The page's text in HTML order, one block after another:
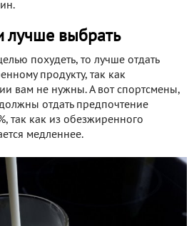
лучше выбрать
похудеть, то лучше отдать
продукту, так как
вам не нужны. А вот спортсмены,
отдать предпочтение
так как из обезжиренного
медленнее.